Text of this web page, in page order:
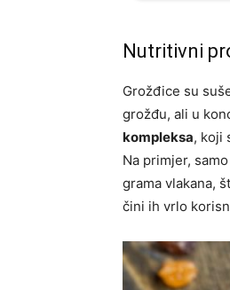
Nutritivni
Grožđice su
grožđu, ali u
kompleksa, koji
Na primjer,
grama vlakana,
čini ih vrlo